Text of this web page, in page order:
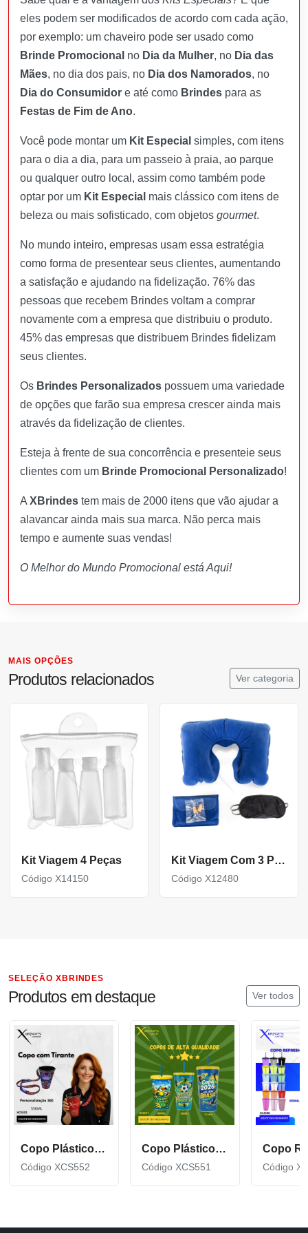
eles podem ser modificados de acordo com cada ação,
por exemplo: um chaveiro pode ser usado como
Brinde Promocional no Dia da Mulher, no Dia das
Mães, no dia dos pais, no Dia dos Namorados, no
Dia do Consumidor e até como Brindes para as
Festas de Fim de Ano.
Você pode montar um Kit Especial simples, com itens
para o dia a dia, para um passeio à praia, ao parque
ou qualquer outro local, assim como também pode
optar por um Kit Especial mais clássico com itens de
beleza ou mais sofisticado, com objetos gourmet.
No mundo inteiro, empresas usam essa estratégia
como forma de presentear seus clientes, aumentando
a satisfação e ajudando na fidelização. 76% das
pessoas que recebem Brindes voltam a comprar
novamente com a empresa que distribuiu o produto.
45% das empresas que distribuem Brindes fidelizam
seus clientes.
Os Brindes Personalizados possuem uma variedade
de opções que farão sua empresa crescer ainda mais
através da fidelização de clientes.
Esteja à frente de sua concorrência e presenteie seus
clientes com um Brinde Promocional Personalizado!
A XBrindes tem mais de 2000 itens que vão ajudar a
alavancar ainda mais sua marca. Não perca mais
tempo e aumente suas vendas!
O Melhor do Mundo Promocional está Aqui!
MAIS OPÇÕES
Produtos relacionados Ver categoria
Kit Viagem 4 Peças
Código X14150
Kit Viagem Com 3 Peças
Código X12480
SELEÇÃO XBRINDES
Produtos em destaque Ver todos
Copo Plástico de 550 ML com Tirante Personalizado XCS552
Código XCS552
Copo Plástico personalizado In Mold Label 360 XCS551
Código XCS551 Código